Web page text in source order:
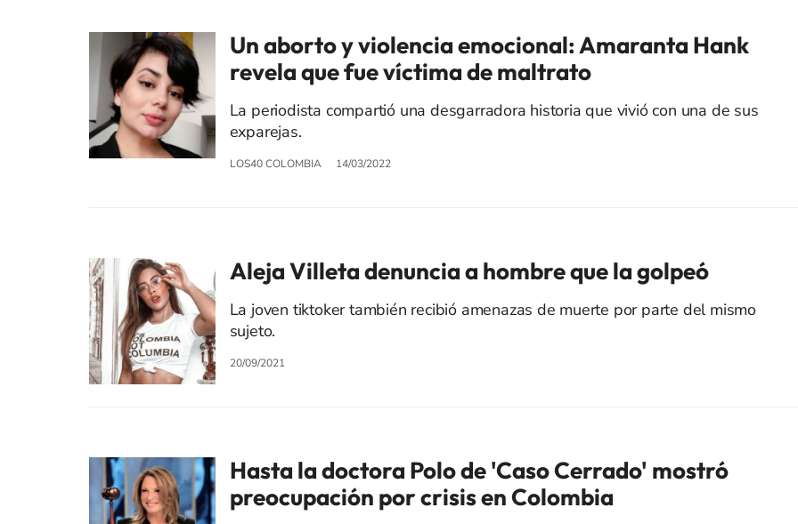
Un aborto y violencia emocional: Amaranta Hank
revela que fue víctima de maltrato
La periodista compartió una desgarradora historia que vivió con una de sus
exparejas.
LOS40 COLOMBIA 14/03/2022
Aleja Villeta denuncia a hombre que la golpeó
La joven tiktoker también recibió amenazas de muerte por parte del mismo
sujeto.
20/09/2021
Hasta la doctora Polo de 'Caso Cerrado' mostró
preocupación por crisis en Colombia